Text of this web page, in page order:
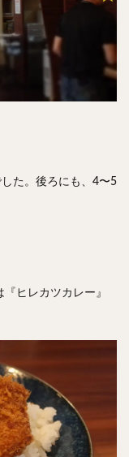
た。後ろにも、4〜5
ヒレカツカレー』